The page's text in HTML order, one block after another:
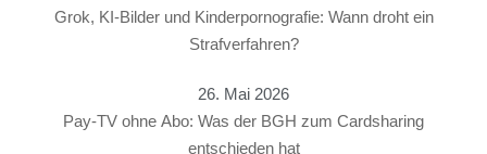
Grok, KI-Bilder und Kinderpornografie: Wann droht ein
Strafverfahren?
26. Mai 2026
Pay-TV ohne Abo: Was der BGH zum Cardsharing
entschieden hat